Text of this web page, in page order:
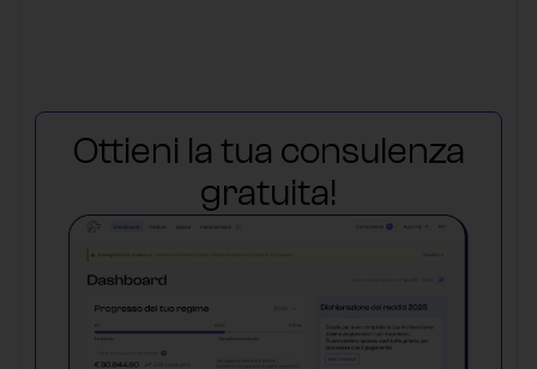
Ottieni la tua consulenza
gratuita!